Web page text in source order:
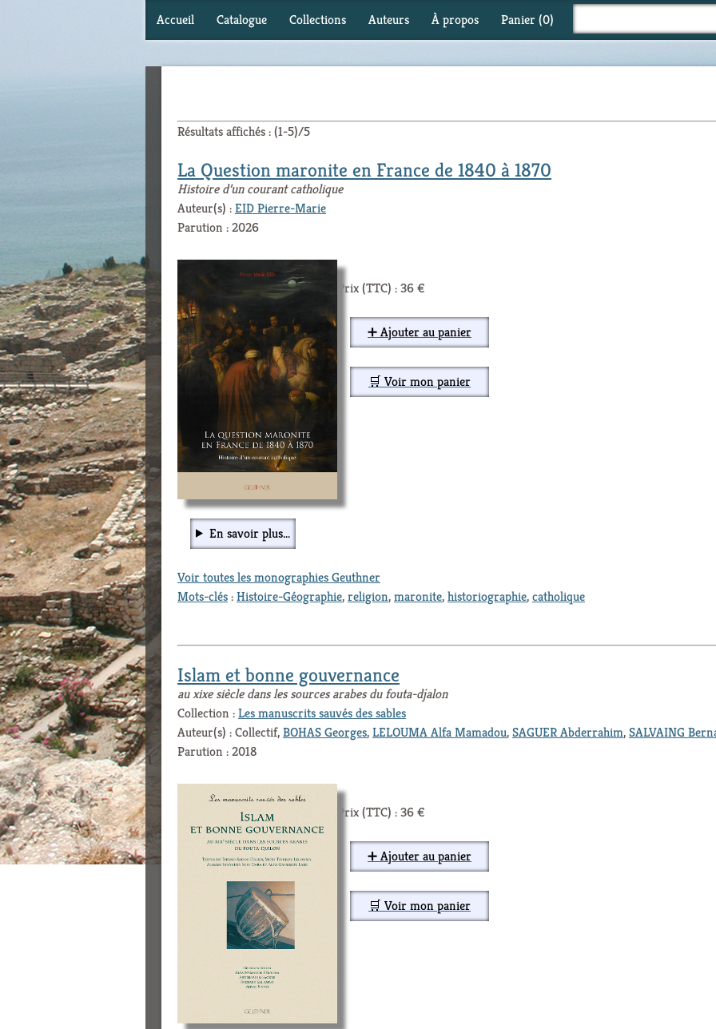
Accueil Catalogue Collections Auteurs À propos Panier (0)
Résultats affichés : (1-5)/5
La Question maronite en France de 1840 à 1870
Histoire d’un courant catholique
Auteur(s) :EID Pierre-Marie
Parution : 2026
Prix (TTC) : 36 €
➕ Ajouter au panier
🛒 Voir mon panier
En savoir plus...
Voir toutes les monographies Geuthner
Mots-clés:Histoire-Géographie,religion,maronite,historiographie,catholique
Islam et bonne gouvernance
au xixe siècle dans les sources arabes du fouta-djalon
Collection :Les manuscrits sauvés des sables
Auteur(s) : Collectif,BOHAS Georges,LELOUMA Alfa Mamadou,SAGUER Abderrahim,SALVAING
Parution : 2018
Prix (TTC) : 36 €
➕ Ajouter au panier
🛒 Voir mon panier